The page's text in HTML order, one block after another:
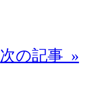
次の記事 »